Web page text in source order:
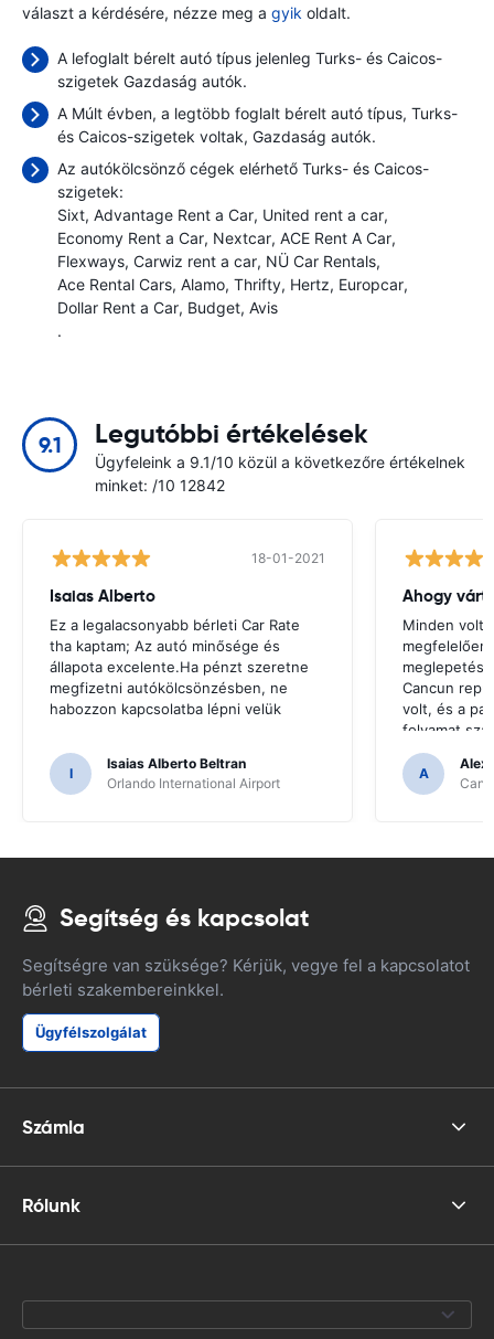
választ a kérdésére, nézze meg a gyik oldalt.
A lefoglalt bérelt autó típus jelenleg Turks- és Caicos-
szigetek Gazdaság autók.
A Múlt évben, a legtöbb foglalt bérelt autó típus, Turks-
és Caicos-szigetek voltak, Gazdaság autók.
Az autókölcsönző cégek elérhető Turks- és Caicos-
szigetek:
Sixt Advantage Rent a Car United rent a car
Economy Rent a Car Nextcar ACE Rent A Car
Flexways Carwiz rent a car NÜ Car Rentals
Ace Rental Cars Alamo Thrifty Hertz Europcar
Dollar Rent a Car Budget Avis
.
9.1 Legutóbbi értékelések
Ügyfeleink a 9.1/10 közül a következőre értékelnek
minket: /10 12842
18-01-2021
Isaias Alberto
Ez a legalacsonyabb bérleti Car Rate
tha kaptam; Az autó minősége és
állapota excelente.Ha pénzt szeretne
megfizetni autókölcsönzésben, ne
habozzon kapcsolatba lépni velük
I
Isaias Alberto Beltran
Orlando International Airport
Ahogy
Minden volt
Cancun
volt, és a
folyamat
kezelték.
A
Alex
Segítség és kapcsolat
Segítségre van szüksége? Kérjük, vegye fel a kapcsolatot
bérleti szakembereinkkel.
Ügyfélszolgálat
Számla
Rólunk